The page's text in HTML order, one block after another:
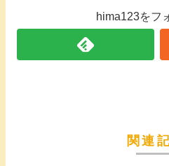
hima123をフ
関連